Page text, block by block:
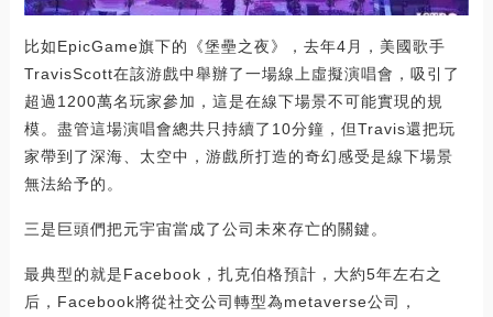
比如EpicGame旗下的《堡壘之夜》，去年4月，美國歌手
TravisScott在該游戲中舉辦了一場線上虛擬演唱會，吸引了
超過1200萬名玩家參加，這是在線下場景不可能實現的規
模。盡管這場演唱會總共只持續了10分鐘，但Travis還把玩
家帶到了深海、太空中，游戲所打造的奇幻感受是線下場景
無法給予的。
三是巨頭們把元宇宙當成了公司未來存亡的關鍵。
最典型的就是Facebook，扎克伯格預計，大約5年左右之
后，Facebook將從社交公司轉型為metaverse公司，